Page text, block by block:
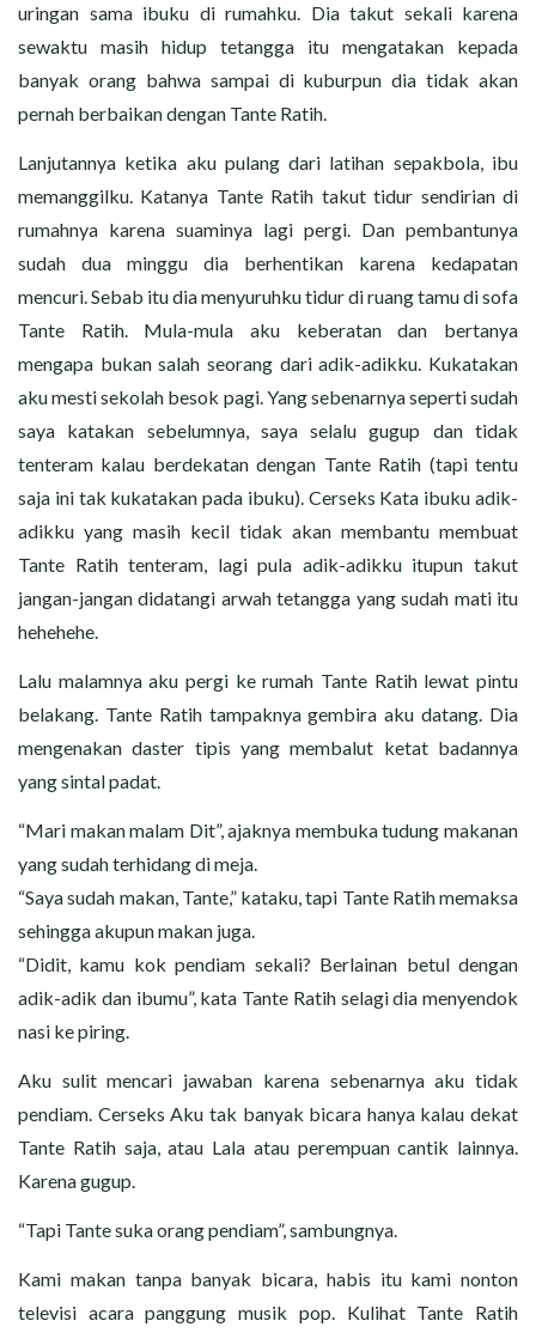
uringan sama ibuku di rumahku. Dia takut sekali karena
sewaktu masih hidup tetangga itu mengatakan kepada
banyak orang bahwa sampai di kuburpun dia tidak akan
pernah berbaikan dengan Tante Ratih.
Lanjutannya ketika aku pulang dari latihan sepakbola, ibu
memanggilku. Katanya Tante Ratih takut tidur sendirian di
rumahnya karena suaminya lagi pergi. Dan pembantunya
sudah dua minggu dia berhentikan karena kedapatan
mencuri. Sebab itu dia menyuruhku tidur di ruang tamu di sofa
Tante Ratih. Mula-mula aku keberatan dan bertanya
mengapa bukan salah seorang dari adik-adikku. Kukatakan
aku mesti sekolah besok pagi. Yang sebenarnya seperti sudah
saya katakan sebelumnya, saya selalu gugup dan tidak
tenteram kalau berdekatan dengan Tante Ratih (tapi tentu
saja ini tak kukatakan pada ibuku). Cerseks Kata ibuku adik-
adikku yang masih kecil tidak akan membantu membuat
Tante Ratih tenteram, lagi pula adik-adikku itupun takut
jangan-jangan didatangi arwah tetangga yang sudah mati itu
hehehehe.
Lalu malamnya aku pergi ke rumah Tante Ratih lewat pintu
belakang. Tante Ratih tampaknya gembira aku datang. Dia
mengenakan daster tipis yang membalut ketat badannya
yang sintal padat.
“Mari makan malam Dit”, ajaknya membuka tudung makanan
yang sudah terhidang di meja.
“Saya sudah makan, Tante,” kataku, tapi Tante Ratih memaksa
sehingga akupun makan juga.
“Didit, kamu kok pendiam sekali? Berlainan betul dengan
adik-adik dan ibumu”, kata Tante Ratih selagi dia menyendok
nasi ke piring.
Aku sulit mencari jawaban karena sebenarnya aku tidak
pendiam. Cerseks Aku tak banyak bicara hanya kalau dekat
Tante Ratih saja, atau Lala atau perempuan cantik lainnya.
Karena gugup.
“Tapi Tante suka orang pendiam”, sambungnya.
Kami makan tanpa banyak bicara, habis itu kami nonton
televisi acara panggung musik pop. Kulihat Tante Ratih